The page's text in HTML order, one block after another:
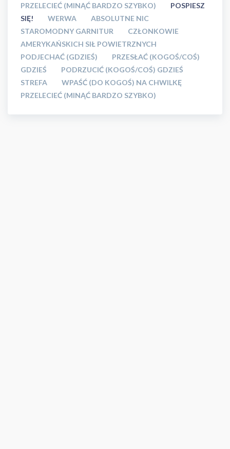
PRZELECIEĆ (MINĄĆ BARDZO SZYBKO)
POSPIESZ
SIĘ!
WERWA
ABSOLUTNE NIC
STAROMODNY GARNITUR
CZŁONKOWIE
AMERYKAŃSKICH SIŁ POWIETRZNYCH
PODJECHAĆ (GDZIEŚ)
PRZESŁAĆ (KOGOŚ/COŚ)
GDZIEŚ
PODRZUCIĆ (KOGOŚ/COŚ) GDZIEŚ
STREFA
WPAŚĆ (DO KOGOŚ) NA CHWILKĘ
PRZELECIEĆ (MINĄĆ BARDZO SZYBKO)